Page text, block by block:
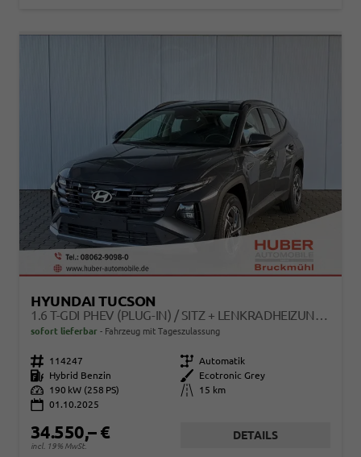
HYUNDAI TUCSON
1.6 T-GDI PHEV (PLUG-IN) / SITZ + LENKRADHEIZUNG TEMPOMAT NAVI ALU 17/ LED KEYLESS
sofort lieferbar Fahrzeug mit Tageszulassung
Fahrzeugnr. 114247 Getriebe Automatik
Kraftstoff
Hybrid Benzin Außenfarbe
Ecotronic Grey
Leistung
190 kW (258 PS) Kilometerstand
15 km
01.10.2025
34.550,– €
incl. 19% MwSt.
DETAILS